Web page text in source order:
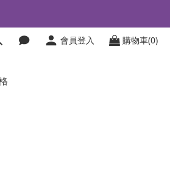
會員登入 購物車(0)